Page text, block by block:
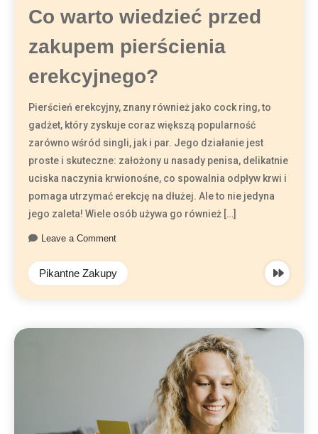
Co warto wiedzieć przed
zakupem pierścienia
erekcyjnego?
Pierścień erekcyjny, znany również jako cock ring, to
gadżet, który zyskuje coraz większą popularność
zarówno wśród singli, jak i par. Jego działanie jest
proste i skuteczne: założony u nasady penisa, delikatnie
uciska naczynia krwionośne, co spowalnia odpływ krwi i
pomaga utrzymać erekcję na dłużej. Ale to nie jedyna
jego zaleta! Wiele osób używa go również […]
Leave a Comment
Pikantne Zakupy